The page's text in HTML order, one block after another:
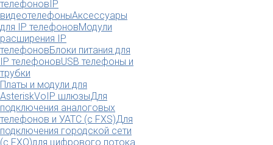
телефоновIP
видеотелефоныАксессуары
для IP телефоновМодули
расширения IP
телефоновБлоки питания для
IP телефоновUSB телефоны и
трубки
Платы и модули для
AsteriskVoIP шлюзыДля
подключения аналоговых
телефонов и УАТС (с FXS)Для
подключения городской сети
(с FXO)для цифрового потока